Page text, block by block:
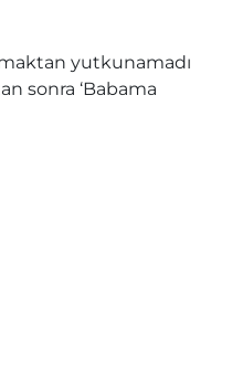
yutkunamadı
sonra ‘Babama